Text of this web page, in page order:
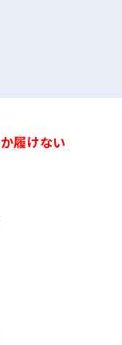
履けない